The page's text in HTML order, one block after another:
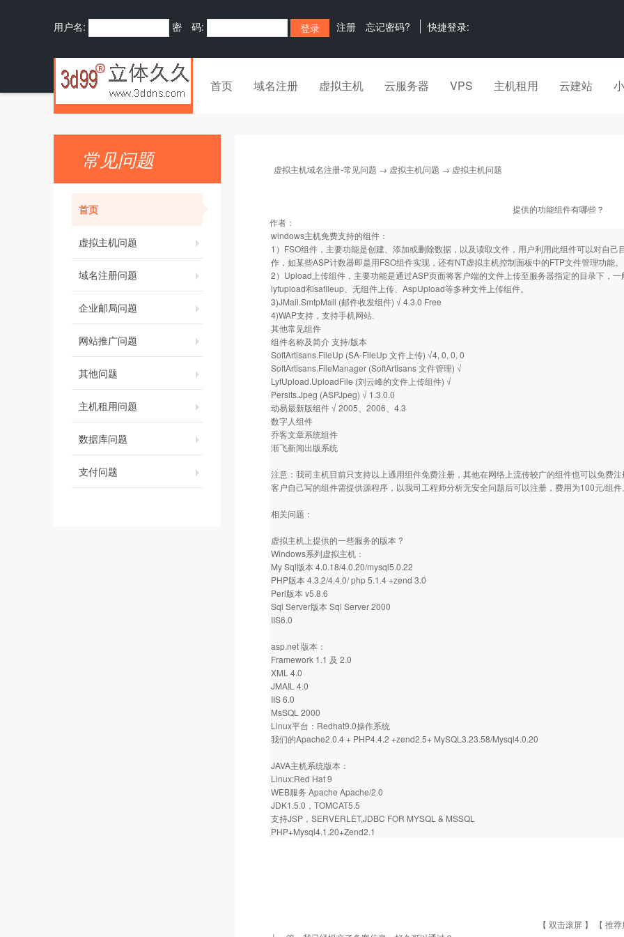
用户名: 密 码: 注册 忘记密码? 快捷登录:
首页 域名注册 虚拟主机 云服务器 VPS 主机租用 云建站
常见问题
首页
虚拟主机问题
域名注册问题
企业邮局问题
网站推广问题
其他问题
主机租用问题
数据库问题
支付问题
虚拟主机域名注册-常见问题 → 虚拟主机问题 → 虚拟主机问题
提供的功能组件有哪些？
作者：
windows主机免费支持的组件：
1）FSO组件，主要功能是创建、添加或删除数据，以及读取文件，用户利用此组件可以对自
作，如某些ASP计数器即是用FSO组件实现，还有NT虚拟主机控制面板中的FTP文件管理功能。
2）Upload上传组件，主要功能是通过ASP页面将客户端的文件上传至服务器指定的目录下，
lyfupload和safileup、无组件上传、AspUpload等多种文件上传组件。
3)JMail.SmtpMail (邮件收发组件) √ 4.3.0 Free
4)WAP支持，支持手机网站.
其他常见组件
组件名称及简介 支持/版本
SoftArtisans.FileUp (SA-FileUp 文件上传) √4, 0, 0, 0
SoftArtisans.FileManager (SoftArtisans 文件管理) √
LyfUpload.UploadFile (刘云峰的文件上传组件) √
Persits.Jpeg (ASPJpeg) √ 1.3.0.0
动易最新版组件 √ 2005、2006、4.3
数字人组件
乔客文章系统组件
渐飞新闻出版系统
注意：我司主机目前只支持以上通用组件免费注册，其他在网络上流传较广的组件也可以免费注
客户自己写的组件需提供源程序，以我司工程师分析无安全问题后可以注册，费用为100元/组件
相关问题：
虚拟主机上提供的一些服务的版本 ?
Windows系列虚拟主机：
My Sql版本 4.0.18/4.0.20/mysql5.0.22
PHP版本 4.3.2/4.4.0/ php 5.1.4 +zend 3.0
Perl版本 v5.8.6
Sql Server版本 Sql Server 2000
IIS6.0
asp.net 版本：
Framework 1.1 及 2.0
XML 4.0
JMAIL 4.0
IIS 6.0
MsSQL 2000
Linux平台：Redhat9.0操作系统
我们的Apache2.0.4 + PHP4.4.2 +zend2.5+ MySQL3.23.58/Mysql4.0.20
JAVA主机系统版本：
Linux:Red Hat 9
WEB服务 Apache Apache/2.0
JDK1.5.0，TOMCAT5.5
支持JSP，SERVERLET,JDBC FOR MYSQL & MSSQL
PHP+Mysql4.1.20+Zend2.1
【 双击滚屏 】 【 推荐